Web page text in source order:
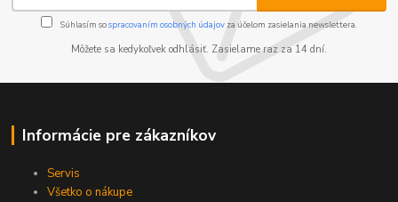
Súhlasím sospracovaním osobných údajov za účelom zasielania newslettera.
Môžete sa kedykoľvek odhlásiť. Zasielame raz za 14 dní.
Informácie pre zákazníkov
Servis
Všetko o nákupe